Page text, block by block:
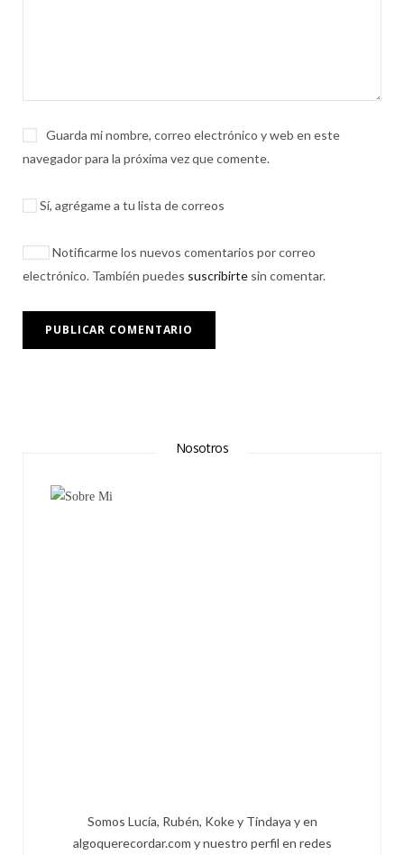
Guarda mi nombre, correo electrónico y web en este
navegador para la próxima vez que comente.
Sí, agrégame a tu lista de correos
Notificarme los nuevos comentarios por correo
electrónico. También puedes suscribirte sin comentar.
Nosotros
Somos Lucía, Rubén, Koke y Tindaya y en
algoquerecordar.com y nuestro perfil en redes